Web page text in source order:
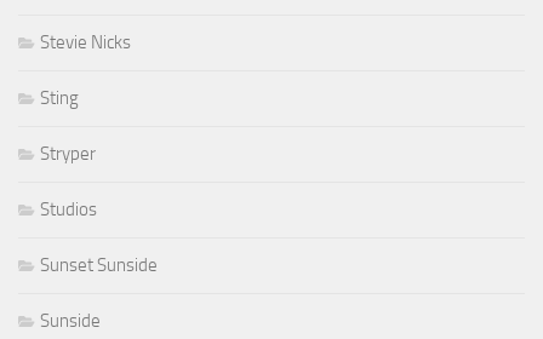
Stevie Nicks
Sting
Stryper
Studios
Sunset Sunside
Sunside